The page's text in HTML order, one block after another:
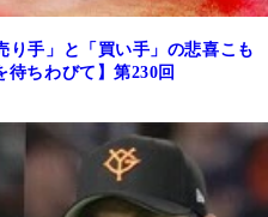
手」と「買い手」の悲喜こも
ちわびて】第230回